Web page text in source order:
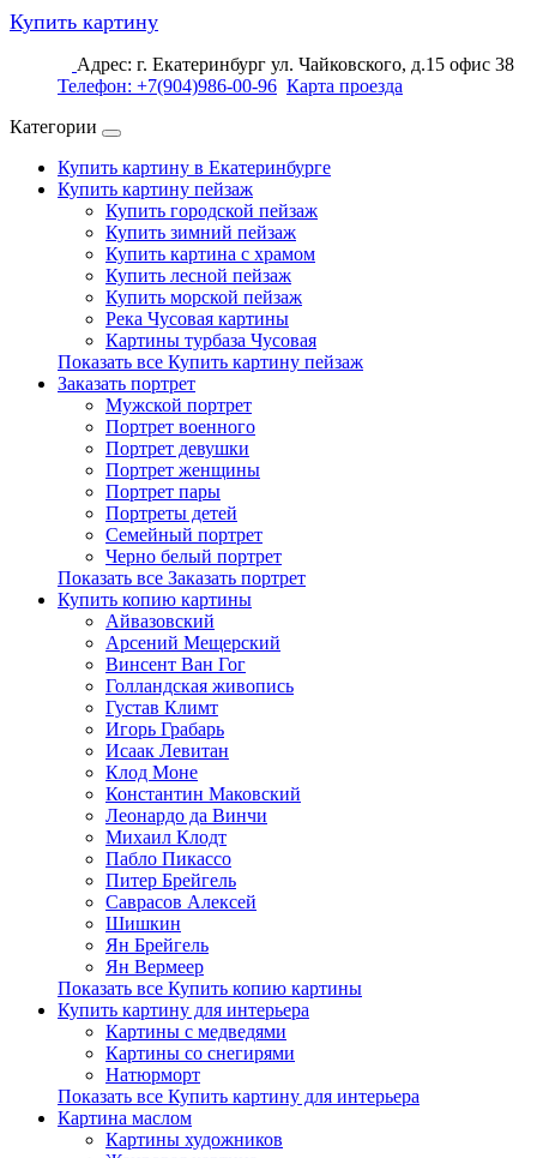
Купить картину
Адрес: г. Екатеринбург ул. Чайковского, д.15 офис 38
Телефон: +7(904)986-00-96 Карта проезда
Категории
Купить картину в Екатеринбурге
Купить картину пейзаж
Купить городской пейзаж
Купить зимний пейзаж
Купить картина с храмом
Купить лесной пейзаж
Купить морской пейзаж
Река Чусовая картины
Картины турбаза Чусовая
Показать все Купить картину пейзаж
Заказать портрет
Мужской портрет
Портрет военного
Портрет девушки
Портрет женщины
Портрет пары
Портреты детей
Семейный портрет
Черно белый портрет
Показать все Заказать портрет
Купить копию картины
Айвазовский
Арсений Мещерский
Винсент Ван Гог
Голландская живопись
Густав Климт
Игорь Грабарь
Исаак Левитан
Клод Моне
Константин Маковский
Леонардо да Винчи
Михаил Клодт
Пабло Пикассо
Питер Брейгель
Саврасов Алексей
Шишкин
Ян Брейгель
Ян Вермеер
Показать все Купить копию картины
Купить картину для интерьера
Картины с медведями
Картины со снегирями
Натюрморт
Показать все Купить картину для интерьера
Картина маслом
Картины художников